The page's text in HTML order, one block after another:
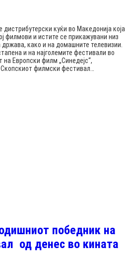
дистрибутерски куќи во Македонија која
филмови и истите се прикажувани низ
како и на домашните телевизии.
и на најголемите фестивали во
Европски филм „Синедејс“,
филмски фестивал…
победник на
од денес во кината